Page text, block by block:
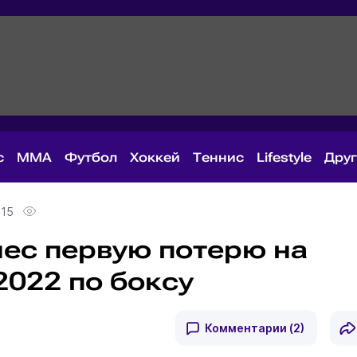
MMA Футбол Хоккей Теннис Lifestyle
первую потерю на
по боксу
Комментарии (2)